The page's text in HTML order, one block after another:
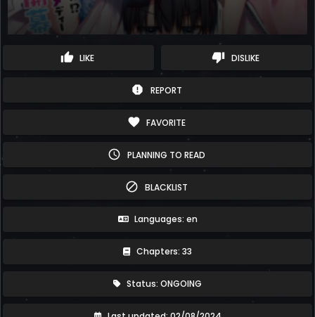
thumb_up LIKE thumb_down DISLIKE
report REPORT
favorite FAVORITE
schedule PLANNING TO READ
block BLACKLIST
Languages: en
Chapters: 33
Status: ONGOING